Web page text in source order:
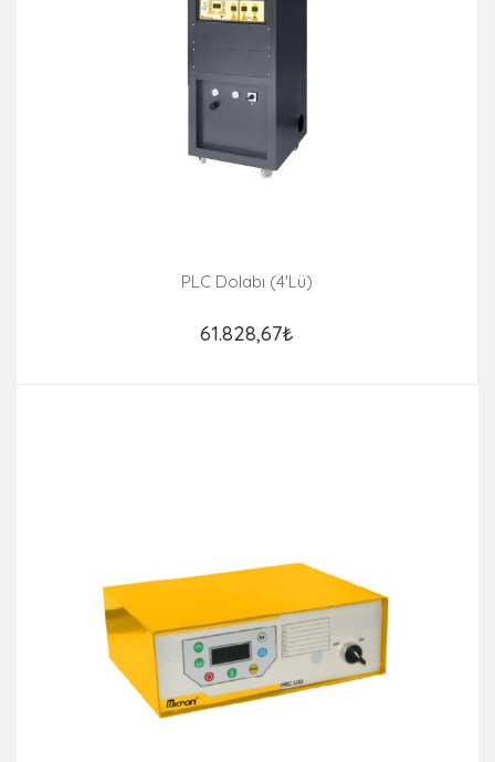
PLC Dolabı (4'lü)
61.828,67₺